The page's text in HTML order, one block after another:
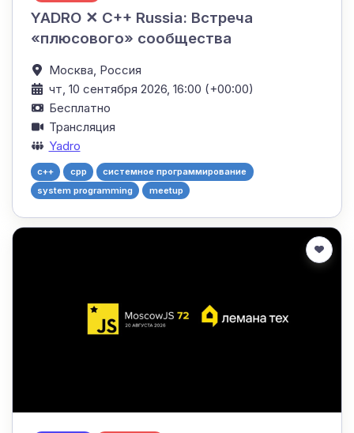
YADRO ✕ C++ Russia: Встреча
«плюсового» сообщества
Москва, Россия
чт, 10 сентября 2026, 16:00 (+00:00)
Бесплатно
Трансляция
Yadro
c++ cpp
системное программирование
system programming
meetup